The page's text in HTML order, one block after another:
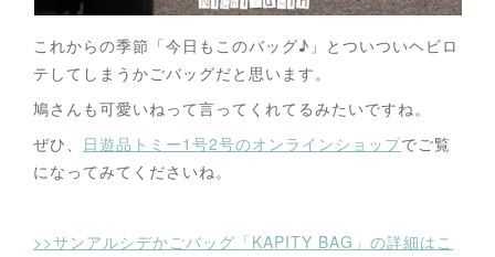
これからの季節「今日もこのバッグ♪」とついついヘビロ
テしてしまうかごバッグだと思います。
鳩さんも可愛いねって言ってくれてるみたいですね。
ぜひ、 日遊品トミー1号2号のオンラインショップでご覧
になってみてくださいね。
>>サンアルシデかごバッグ「KAPITY BAG」の詳細はこ